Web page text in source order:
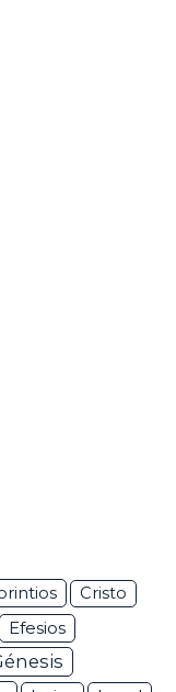
Cristo
Efesios